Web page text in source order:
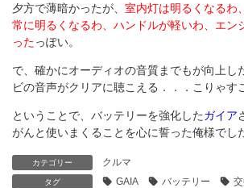
夕方で薄暗かったが、 室内灯は明るくなるわ
常に明るくなるわ、ハンドルが軽いわ、エン
ったっぽい。
で、確かにオーディオの音質までもが向上し
ビの音声がクリアに聴こえる．．．こりゃす
ということで、バッテリーを強化したガイア
がんと使いまくることを心に誓った俺様でし
カテゴリー クルマ
タグ GAIA バッテリー